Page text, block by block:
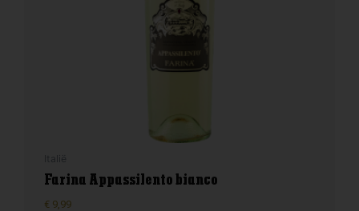
Farina Appassilento bianco
€ 9,99